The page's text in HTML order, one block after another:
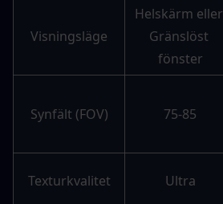
Visningsläge
Helskärm eller
Gränslöst
fönster
Synfält (FOV) 75-85
Texturkvalitet Ultra